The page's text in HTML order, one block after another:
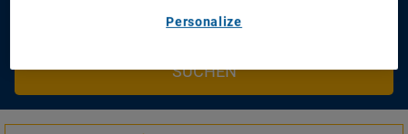
Ich möchte einen Flug hinzufügenSparen Sie Zeit und Geld!
SUCHEN
Personalize